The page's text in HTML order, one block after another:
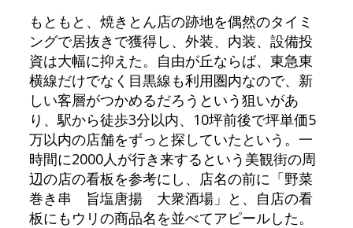
もともと、焼きとん店の跡地を偶然のタイミ
ングで居抜きで獲得し、外装、内装、設備投
資は大幅に抑えた。自由が丘ならば、東急東
横線だけでなく目黒線も利用圏内なので、新
しい客層がつかめるだろうという狙いがあ
り、駅から徒歩3分以内、10坪前後で坪単価5
万以内の店舗をずっと探していたという。一
時間に2000人が行き来するという美観街の周
辺の店の看板を参考にし、店名の前に「野菜
巻き串 旨塩唐揚 大衆酒場」と、自店の看
板にもウリの商品名を並べてアピールした。